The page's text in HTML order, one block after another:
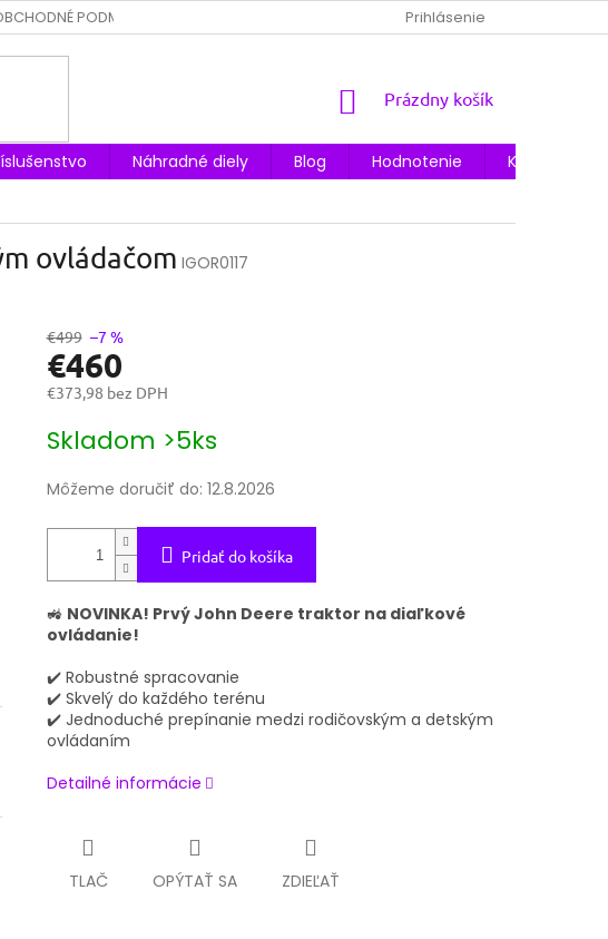
PODMIENKY OCHRANA OSOBNÝCH ÚDAJOV ODSTÚPENIE OD
Prihlásenie
NÁKUPNÝ
Prázdny košík
Náhradné diely Blog Hodnotenie
Kontakty
ovládačom IGOR0117
€499 –7 %
€460
€373,98 bez DPH
cena:
Skladom >5ks
Môžeme doručiť do: 12.8.2026
Pridať do košíka
🚜 NOVINKA! Prvý John Deere traktor na diaľkové
ovládanie!
✔️ Robustné spracovanie
✔️ Skvelý do každého terénu
✔️ Jednoduché prepínanie medzi rodičovským a detským
ovládaním
Detailné informácie
TLAČ OPÝTAŤ SA ZDIEĽAŤ